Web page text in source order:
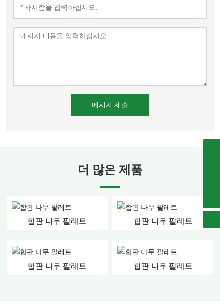
메시지 제출
더 많은 제품
합판 나무 팔레트 합판 나무 팔레트
합판 나무 팔레트 합판 나무 팔레트
Whfqbz@126.com